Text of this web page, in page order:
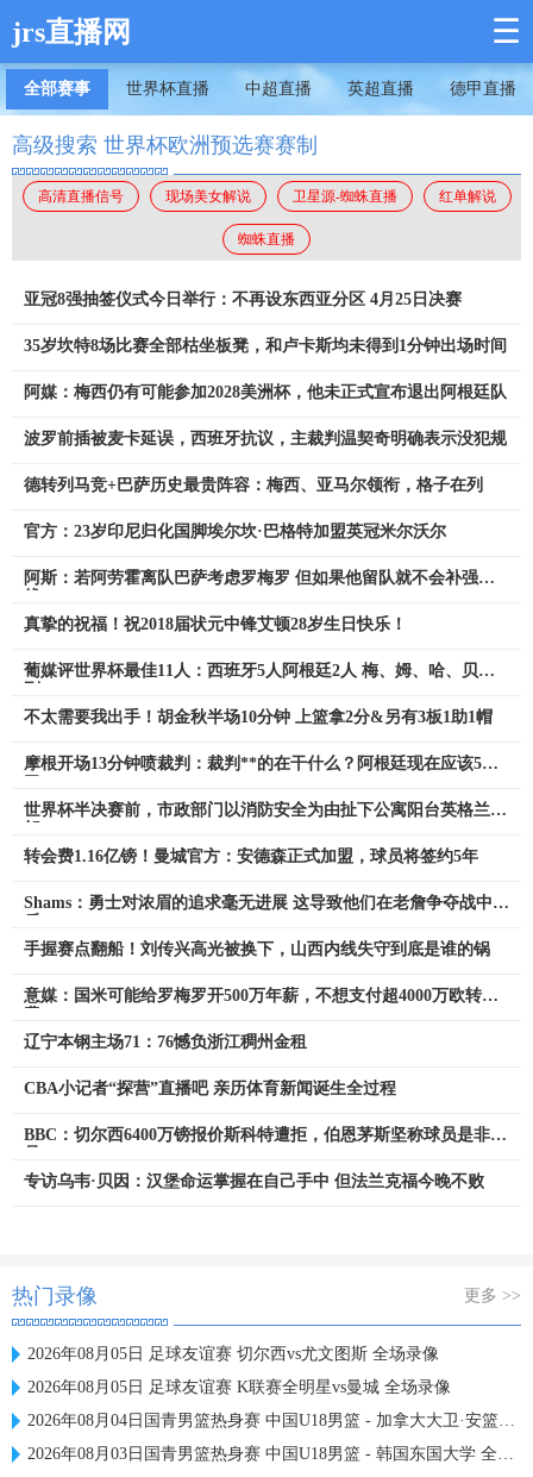
jrs直播网 ☰
全部赛事 世界杯直播 中超直播 英超直播 德甲直播
高级搜索 世界杯欧洲预选赛赛制
高清直播信号 现场美女解说 卫星源-蜘蛛直播 红单解说
蜘蛛直播
亚冠8强抽签仪式今日举行：不再设东西亚分区 4月25日决赛
35岁坎特8场比赛全部枯坐板凳，和卢卡斯均未得到1分钟出场时间
阿媒：梅西仍有可能参加2028美洲杯，他未正式宣布退出阿根廷队
波罗前插被麦卡延误，西班牙抗议，主裁判温契奇明确表示没犯规
德转列马竞+巴萨历史最贵阵容：梅西、亚马尔领衔，格子在列
官方：23岁印尼归化国脚埃尔坎·巴格特加盟英冠米尔沃尔
阿斯：若阿劳霍离队巴萨考虑罗梅罗 但如果他留队就不会补强防
真挚的祝福！祝2018届状元中锋艾顿28岁生日快乐！
葡媒评世界杯最佳11人：西班牙5人阿根廷2人 梅、姆、哈、贝在
不太需要我出手！胡金秋半场10分钟 上篮拿2分&另有3板1助1帽
摩根开场13分钟喷裁判：裁判**的在干什么？阿根廷现在应该5黄
世界杯半决赛前，市政部门以消防安全为由扯下公寓阳台英格兰旗
转会费1.16亿镑！曼城官方：安德森正式加盟，球员将签约5年
Shams：勇士对浓眉的追求毫无进展 这导致他们在老詹争夺战中落
手握赛点翻船！刘传兴高光被换下，山西内线失守到底是谁的锅
意媒：国米可能给罗梅罗开500万年薪，不想支付超4000万欧转会
辽宁本钢主场71：76憾负浙江稠州金租
CBA小记者“探营”直播吧 亲历体育新闻诞生全过程
BBC：切尔西6400万镑报价斯科特遭拒，伯恩茅斯坚称球员是非卖
专访乌韦·贝因：汉堡命运掌握在自己手中 但法兰克福今晚不败
热门录像 更多 >>
2026年08月05日 足球友谊赛 切尔西vs尤文图斯 全场录像
2026年08月05日 足球友谊赛 K联赛全明星vs曼城 全场录像
2026年08月04日国青男篮热身赛 中国U18男篮 - 加拿大大卫·安篮球学院 全场录像
2026年08月03日国青男篮热身赛 中国U18男篮 - 韩国东国大学 全场录像